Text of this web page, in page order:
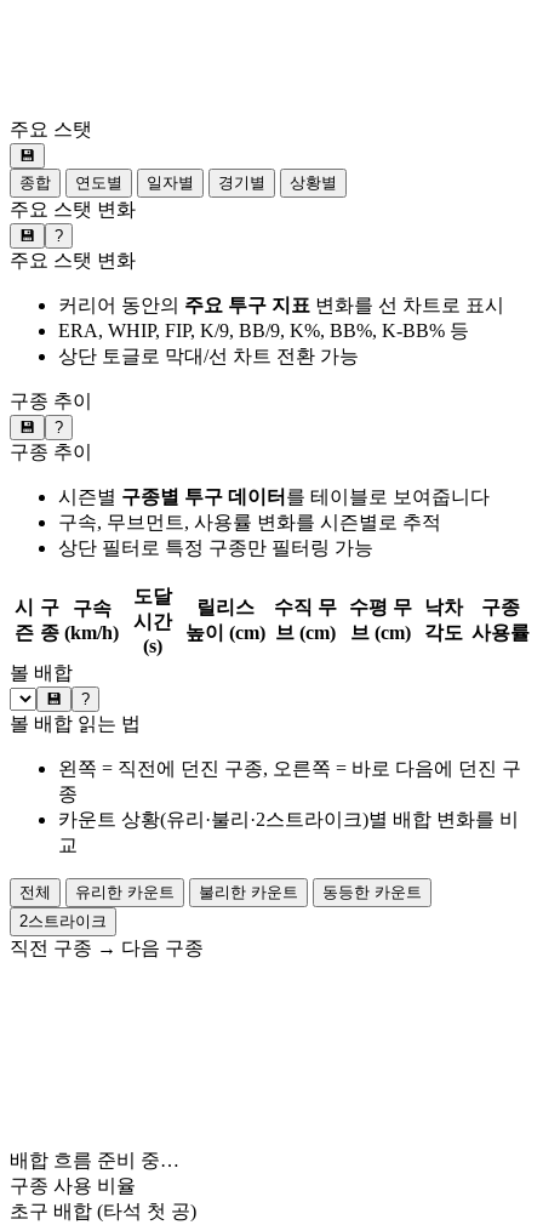
주요 스탯
💾
종합
연도별 일자별 경기별 상황별
주요 스탯 변화
💾 ?
주요 스탯 변화
커리어 동안의 주요 투구 지표 변화를 선 차트로 표시
ERA, WHIP, FIP, K/9, BB/9, K%, BB%, K-BB% 등
상단 토글로 막대/선 차트 전환 가능
구종 추이
💾 ?
구종 추이
시즌별 구종별 투구 데이터 를 테이블로 보여줍니다
구속, 무브먼트, 사용률 변화를 시즌별로 추적
상단 필터로 특정 구종만 필터링 가능
시
즌
구
종
구속
(km/h)
도달
시간
(s)
릴리스
높이 (cm)
수직 무
브 (cm)
수평 무
브 (cm)
낙차
각도
구종
사용률
볼 배합
💾 ?
볼 배합 읽는 법
왼쪽 = 직전에 던진 구종, 오른쪽 = 바로 다음에 던진 구
종
카운트 상황(유리·불리·2스트라이크)별 배합 변화를 비
교
전체 유리한 카운트 불리한 카운트
동등한 카운트
2스트라이크
직전 구종 → 다음 구종
배합 흐름 준비 중…
구종 사용 비율
초구 배합 (타석 첫 공)